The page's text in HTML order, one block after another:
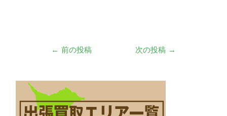
← 前の投稿 次の投稿 →